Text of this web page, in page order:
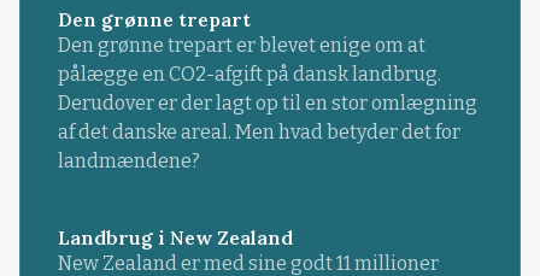
Den grønne trepart
Den grønne trepart er blevet enige om at
pålægge en CO2-afgift på dansk landbrug.
Derudover er der lagt op til en stor omlægning
af det danske areal. Men hvad betyder det for
landmændene?
Landbrug i New Zealand
New Zealand er med sine godt 11 millioner